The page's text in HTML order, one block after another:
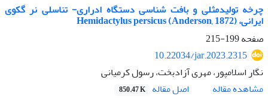
چرخه تولیدمثلی و بافت شناسی دستگاه ادراری- تناسلی نر گکوی
ایرانی، Hemidactylus persicus (Anderson, 1872)
صفحه199-215
10.22034/jar.2023.2315
نگار اسلامپور، مهری آزادبخت، رسول کرمیانی
مشاهده مقاله
اصل مقاله 850.47 K